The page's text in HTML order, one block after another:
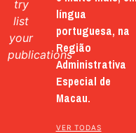
try
list
your
publications
língua
portuguesa, na
Região
Administrativa
Especial de
Macau.
VER TODAS